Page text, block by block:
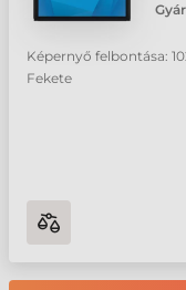
Képernyő felbontása:
Fekete